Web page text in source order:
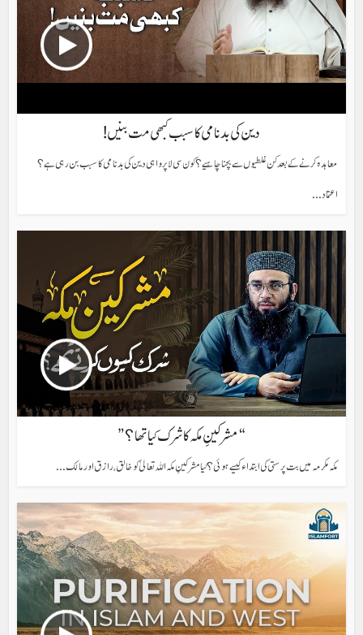
دین کی بدنامی کا سبب کبھی مت بنیں!
معاہدہ کرنے کے بعد کن غلطیوں سے بچنا چاہیے؟ کون سی لاپرواہی دین کی بدنامی کا سبب بن رہی ہے؟
اعتماد...
“مشرکینِ مکہ کا شرک کیا تھا؟”
مکہ مکرمہ میں بت پرستی کی ابتداء کیسے ہوئی؟ کیا مشرکینِ مکہ اللہ تعالیٰ کو خالق، رازق اور مالک...